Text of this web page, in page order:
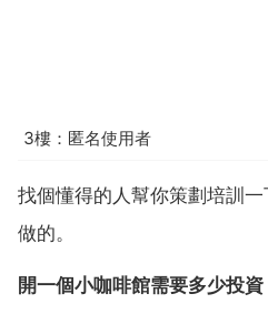
3樓：匿名使用者
找個懂得的人幫你策劃培訓
做的。
開一個小咖啡館需要多少投資